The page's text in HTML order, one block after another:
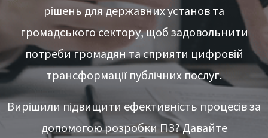
рішень для державних установ та
громадського сектору, щоб задовольнити
потреби громадян та сприяти цифровій
трансформації публічних послуг.
Вирішили підвищити ефективність процесів за
допомогою розробки ПЗ? Давайте